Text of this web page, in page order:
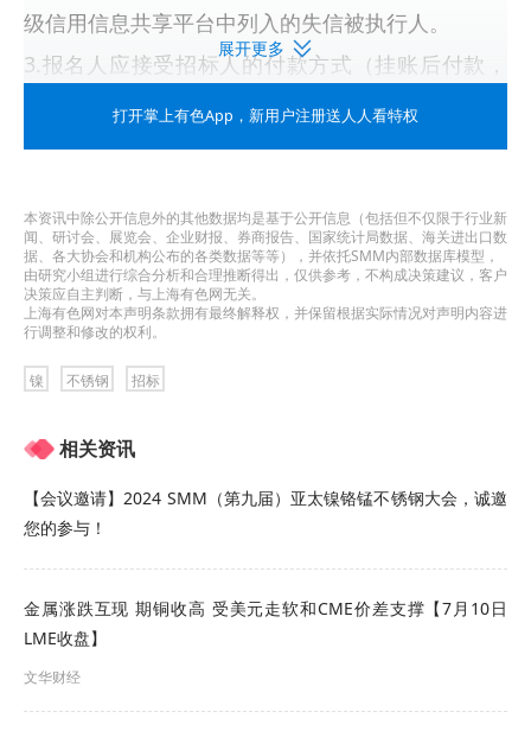
级信用信息共享平台中列入的失信被执行人。
3.报名人应接受招标人的付款方式（挂账后付款，
4.报名人应具有响应招标项目的能力。
新能源汽车或达到国六排放标准的汽车。
三、报名方式
供应商须在上述时间范围内响应预告，登录电子
招投标系统（https://eps.jiugangbid.com/
告“我要报名”，填写相关信息。
四、报名截止日期
1.报名人对本预告如有疑问的，可以向采购发布
联系人提出询问。联系人：周矿生，联系电话：
展开更多
打开掌上有色App ，新用户注册送人人看特权
本资讯中除公开信息外的其他数据均是基于公开信息（包括但不仅限于行业新
闻、研讨会、展览会、企业财报、券商报告、国家统计局数据、海关进出口数
据、各大协会和机构公布的各类数据等等），并依托SMM内部数据库模型，
由研究小组进行综合分析和合理推断得出，仅供参考，不构成决策建议，客户
决策应自主判断，与上海有色网无关。
上海有色网对本声明条款拥有最终解释权，并保留根据实际情况对声明内容进
行调整和修改的权利。
镍 不锈钢 招标
相关资讯
【会议邀请】2024 SMM（第九届）亚太镍铬锰不锈钢大会，诚邀
您的参与！
金属涨跌互现 期铜收高 受美元走软和CME价差支撑【7月10日
LME收盘】
文华财经